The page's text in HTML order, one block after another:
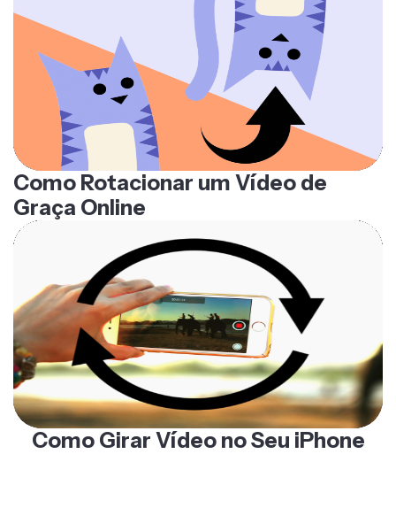
Como Rotacionar um Vídeo de
Graça Online
Como Girar Vídeo no Seu iPhone